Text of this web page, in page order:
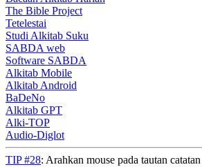
The Bible Project
Tetelestai
Studi Alkitab Suku
SABDA web
Software SABDA
Alkitab Mobile
Alkitab Android
BaDeNo
Alkitab GPT
Alki-TOP
Audio-Diglot
TIP #28: Arahkan mouse pada tautan